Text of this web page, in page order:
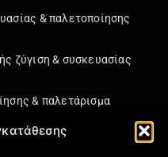
& παλετοποίησης
ζύγιση & συσκευασίας
& παλετάρισμα